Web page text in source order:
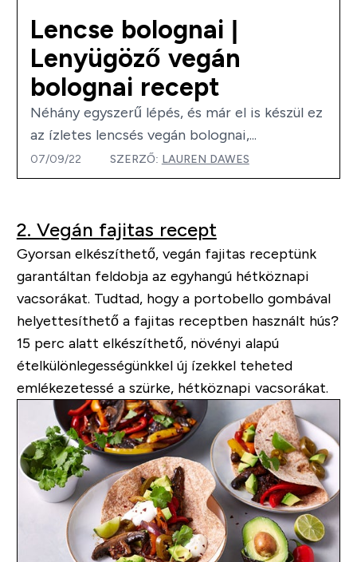
Lencse bolognai |
Lenyügöző vegán
bolognai recept
Néhány egyszerű lépés, és már el is készül ez
az ízletes lencsés vegán bolognai,...
07/09/22 SZERZŐ: LAUREN DAWES
2. Vegán fajitas recept
Gyorsan elkészíthető, vegán fajitas receptünk
garantáltan feldobja az egyhangú hétköznapi
vacsorákat. Tudtad, hogy a portobello gombával
helyettesíthető a fajitas receptben használt hús?
15 perc alatt elkészíthető, növényi alapú
ételkülönlegességünkkel új ízekkel teheted
emlékezetessé a szürke, hétköznapi vacsorákat.